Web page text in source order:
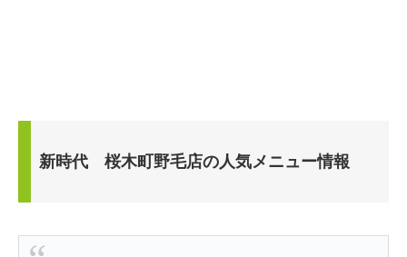
新時代 桜木町野毛店の人気メニュー情報